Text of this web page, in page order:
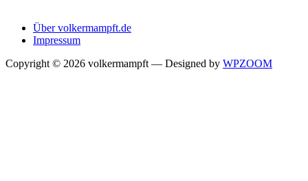
Über volkermampft.de
Impressum
Copyright © 2026 volkermampft — Designed by WPZOOM